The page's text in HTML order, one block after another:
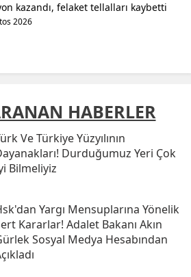
2026
kazandı, felaket tellalları kaybetti
HABERLER
Ve Türkiye Yüzyılının
Durduğumuz Yeri Çok
Bilmeliyiz
Yargı Mensuplarına Yönelik
Kararlar! Adalet Bakanı Akın
Sosyal Medya Hesabından